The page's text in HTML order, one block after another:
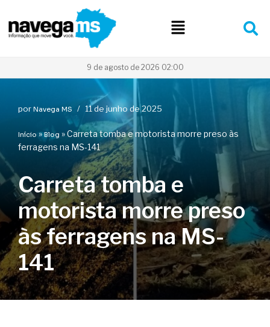
Pular
para
9 de agosto de 2026 02:00
por Navega MS 11 de junho de 2025
Início »Blog »Carreta tomba e motorista morre preso às
ferragens na MS-141
Carreta tomba e
motorista morre preso
às ferragens na MS-
141